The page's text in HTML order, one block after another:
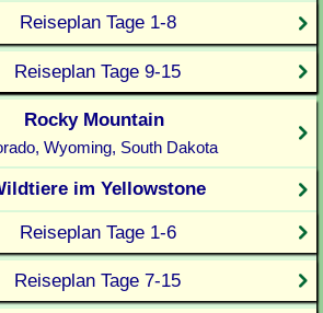
Reiseplan Tage 1-8
Reiseplan Tage 9-15
Rocky Mountain
Wyoming, South Dakota
im Yellowstone
Reiseplan Tage 1-6
Reiseplan Tage 7-15